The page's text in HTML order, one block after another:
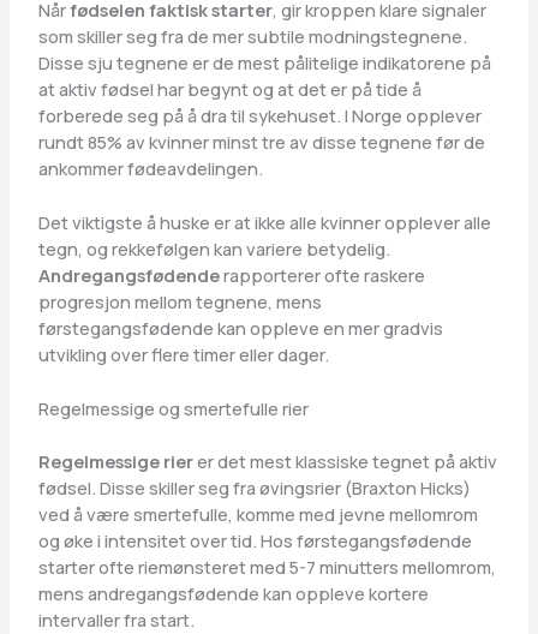
Nårfødselen faktisk starter, gir kroppen klare signaler
som skiller seg fra de mer subtile modningstegnene.
Disse sju tegnene er de mest pålitelige indikatorene på
at aktiv fødsel har begynt og at det er på tide å
forberede seg på å dra til sykehuset. I Norge opplever
rundt 85% av kvinner minst tre av disse tegnene før de
ankommer fødeavdelingen.
Det viktigste å huske er at ikke alle kvinner opplever alle
tegn, og rekkefølgen kan variere betydelig.
Andregangsfødenderapporterer ofte raskere
progresjon mellom tegnene, mens
førstegangsfødende kan oppleve en mer gradvis
utvikling over flere timer eller dager.
Regelmessige og smertefulle rier
Regelmessige rierer det mest klassiske tegnet på aktiv
fødsel. Disse skiller seg fra øvingsrier (Braxton Hicks)
ved å være smertefulle, komme med jevne mellomrom
og øke i intensitet over tid. Hos førstegangsfødende
starter ofte riemønsteret med 5-7 minutters mellomrom,
mens andregangsfødende kan oppleve kortere
intervaller fra start.